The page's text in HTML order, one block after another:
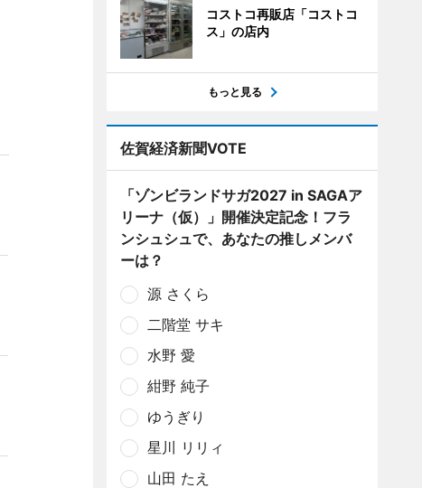
コストコ再販店「コストコ
ス」の店内
もっと見る
佐賀経済新聞VOTE
「ゾンビランドサガ2027 in SAGAア
リーナ（仮）」開催決定記念！フラ
ンシュシュで、あなたの推しメンバ
ーは？
源 さくら
二階堂 サキ
水野 愛
紺野 純子
ゆうぎり
星川 リリィ
山田 たえ